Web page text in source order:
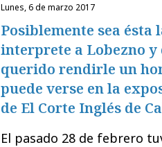
lunes, 6 de marzo 2017
Posiblemente sea ésta
interprete a Lobezno y
querido rendirle un
puede verse en la
de El Corte Inglés de
El pasado 28 de febrero